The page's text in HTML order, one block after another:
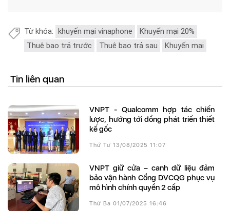
Từ khóa: khuyến mại vinaphone
Khuyến mại 20%
Thuê bao trả trước
Thuê bao trả sau Khuyến mại
Tin liên quan
VNPT - Qualcomm hợp tác chiến
lược, hướng tới đồng phát triển thiết
kế gốc
Thứ Tư 13/08/2025 11:07
VNPT giữ cửa – canh dữ liệu đảm
bảo vận hành Cổng DVCQG phục vụ
mô hình chính quyền 2 cấp
Thứ Ba 01/07/2025 16:46